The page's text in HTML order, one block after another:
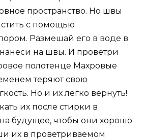
пространство. Но швы
с помощью
Размешай его в воде в
на швы. И проветри
полотенце Махровые
теряют свою
Но и их легко вернуть!
их после стирки в
будущее, чтобы они хорошо
их в проветриваемом